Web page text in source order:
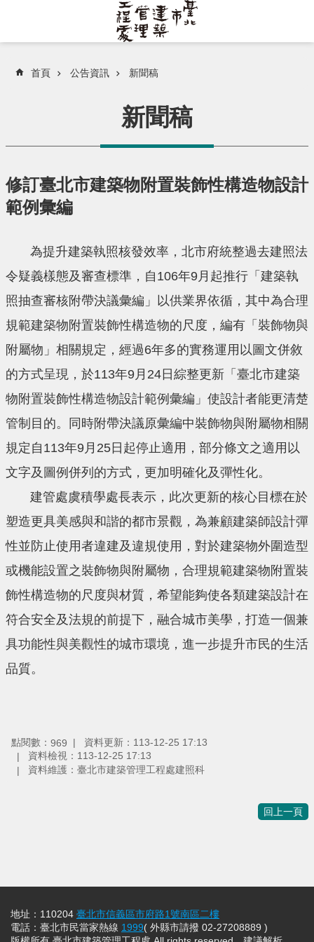
首頁 公告資訊 新聞稿
新聞稿
修訂臺北市建築物附置裝飾性構造物設計
範例彙編
為提升建築執照核發效率，北市府統整過去建照法
令疑義樣態及審查標準，自106年9月起推行「建築執
照抽查審核附帶決議彙編」以供業界依循，其中為合理
規範建築物附置裝飾性構造物的尺度，編有「裝飾物與
附屬物」相關規定，經過6年多的實務運用以圖文併敘
的方式呈現，於113年9月24日綜整更新「臺北市建築
物附置裝飾性構造物設計範例彙編」使設計者能更清楚
管制目的。同時附帶決議原彙編中裝飾物與附屬物相關
規定自113年9月25日起停止適用，部分條文之適用以
文字及圖例併列的方式，更加明確化及彈性化。
建管處虞積學處長表示，此次更新的核心目標在於
塑造更具美感與和諧的都市景觀，為兼顧建築師設計彈
性並防止使用者違建及違規使用，對於建築物外圍造型
或機能設置之裝飾物與附屬物，合理規範建築物附置裝
飾性構造物的尺度與材質，希望能夠使各類建築設計在
符合安全及法規的前提下，融合城市美學，打造一個兼
具功能性與美觀性的城市環境，進一步提升市民的生活
品質。
點閱數： 969
資料更新：113-12-25 17:13
資料檢視：113-12-25 17:13
資料維護：臺北市建築管理工程處建照科
回上一頁
地址：110204 臺北市信義區市府路1號南區二樓
電話：臺北市民當家熱線 1999( 外縣市請撥 02-27208889 )